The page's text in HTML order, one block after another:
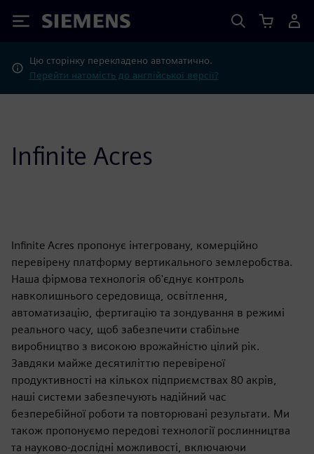
Siemens
Цю сторінку перекладено автоматично.
Перейти натомість до англійської версії?
Infinite Acres
Infinite Acres пропонує інтегровану, комерційно
перевірену платформу вертикального землеробства.
Наша фірмова технологія об'єднує контроль
навколишнього середовища, освітлення,
автоматизацію, фертигацію та зондування в режимі
реального часу, щоб забезпечити стабільне
виробництво з високою врожайністю цілий рік.
Завдяки майже десятиліттю перевіреної
продуктивності на кількох підприємствах 80 акрів,
наші системи забезпечують надійний час
безперебійної роботи та повторювані результати. Ми
також пропонуємо передові технології рослинництва
та науково-дослідні можливості, включаючи